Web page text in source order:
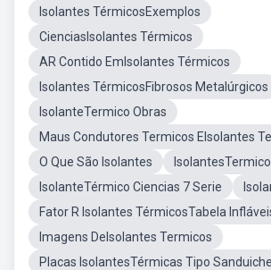
Isolantes TérmicosExemplos
CienciasIsolantes Térmicos
AR Contido EmIsolantes Térmicos
Isolantes TérmicosFibrosos Metalúrgicos
IsolanteTermico Obras
Maus Condutores Termicos EIsolantes
O Que São Isolantes
IsolanteTérmico Ciencias 7 Serie
Fator R Isolantes TérmicosTabela
Imagens DeIsolantes Termicos
Placas IsolantesTérmicas Tipo Sanduiche